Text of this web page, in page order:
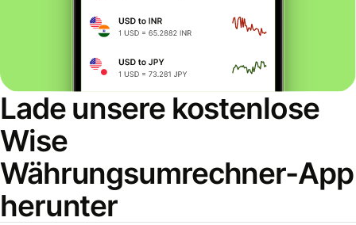
Lade unsere kostenlose
Wise
Währungsumrechner-App
herunter